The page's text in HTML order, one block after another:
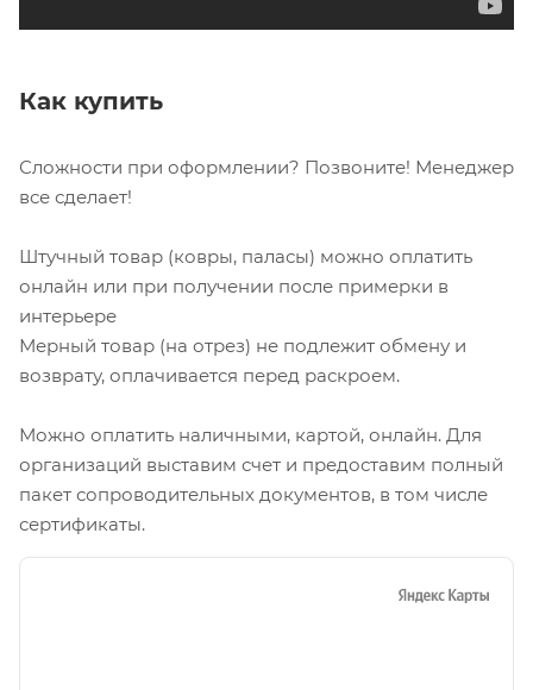
Как купить
Сложности при оформлении? Позвоните! Менеджер
все сделает!
Штучный товар (ковры, паласы) можно оплатить
онлайн или при получении после примерки в
интерьере
Мерный товар (на отрез) не подлежит обмену и
возврату, оплачивается перед раскроем.
Можно оплатить наличными, картой, онлайн. Для
организаций выставим счет и предоставим полный
пакет сопроводительных документов, в том числе
сертификаты.